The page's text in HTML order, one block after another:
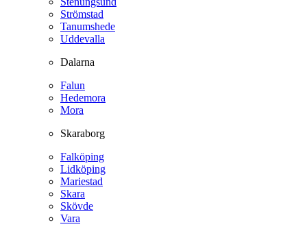
Strömstad
Tanumshede
Uddevalla
Dalarna
Falun
Hedemora
Mora
Skaraborg
Falköping
Lidköping
Mariestad
Skara
Skövde
Vara